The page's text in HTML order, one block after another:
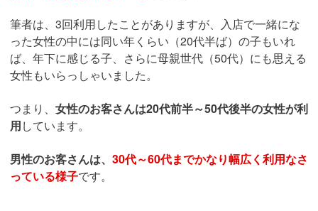
筆者は、3回利用したことがありますが、入店で一緒にな
った女性の中には同い年くらい（20代半ば）の子もいれ
ば、年下に感じる子、さらに母親世代（50代）にも思える
女性もいらっしゃいました。
つまり、 女性のお客さんは20代前半～50代後半の女性が利
用しています。
男性のお客さんは、 30代～60代までかなり幅広く利用なさ
っている様子です。